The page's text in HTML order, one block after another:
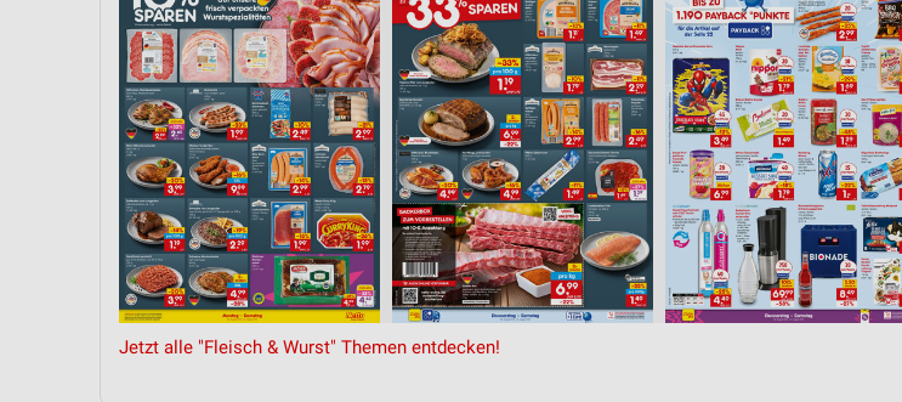
Jetzt alle "Fleisch & Wurst" Themen entdecken!